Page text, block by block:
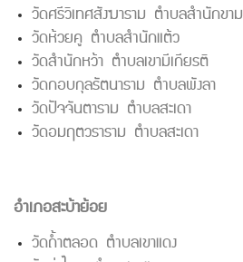
วัดศรีวิเทศสังฆาราม ตำบลสำนักขาม
วัดห้วยคู ตำบลสำนักแต้ว
วัดสำนักหว้า ตำบลเขามีเกียรติ
วัดกอบกุลรัตนาราม ตำบลพังลา
วัดปัจจันตาราม ตำบลสะเดา
วัดอมฤตวราราม ตำบลสะเดา
อำเภอสะบ้าย้อย
วัดถ้ำตลอด ตำบลเขาแดง